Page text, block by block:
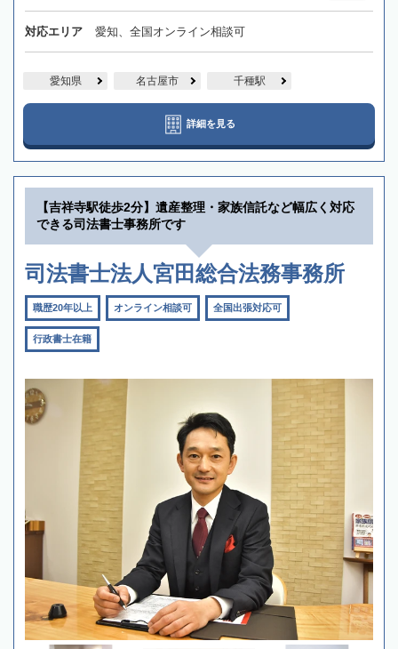
対応エリア 愛知、全国オンライン相談可
愛知県 名古屋市 千種駅
詳細を見る
【吉祥寺駅徒歩2分】遺産整理・家族信託など幅広く対応
できる司法書士事務所です
司法書士法人宮田総合法務事務所
職歴20年以上 オンライン相談可 全国出張対応可
行政書士在籍